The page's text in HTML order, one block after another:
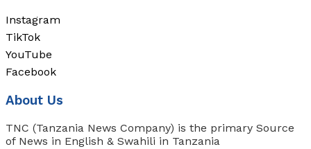
Instagram
TikTok
YouTube
Facebook
About Us
TNC (Tanzania News Company) is the primary Source
of News in English & Swahili in Tanzania